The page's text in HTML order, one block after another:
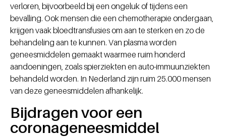
verloren, bijvoorbeeld bij een ongeluk of tijdens een
bevalling. Ook mensen die een chemotherapie ondergaan,
krijgen vaak bloedtransfusies om aan te sterken en zo de
behandeling aan te kunnen. Van plasma worden
geneesmiddelen gemaakt waarmee ruim honderd
aandoeningen, zoals spierziekten en auto-immuunziekten
behandeld worden. In Nederland zijn ruim 25.000 mensen
van deze geneesmiddelen afhankelijk.
Bijdragen voor een
coronageneesmiddel